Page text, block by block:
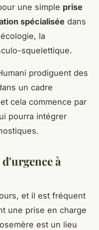
une simple prise
spécialisée dans
la
squelettique.
prodiguent des
un cadre
cela commence par
pourra intégrer
à
et il est fréquent
une prise en charge
est un lieu